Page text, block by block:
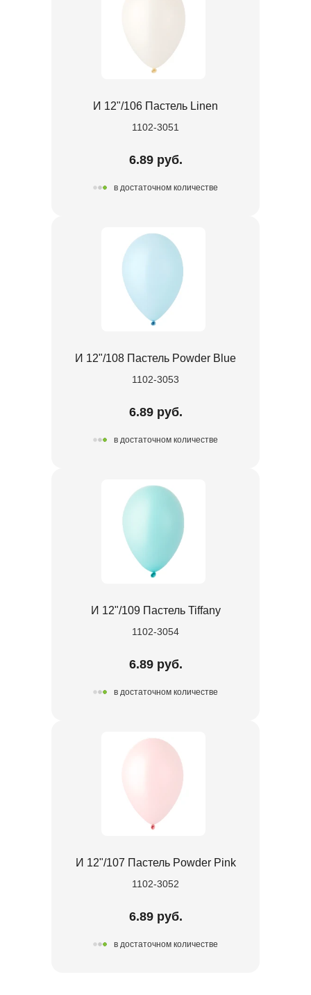
И 12"/106 Пастель Linen
1102-3051
6.89 руб.
в достаточном количестве
И 12"/108 Пастель Powder Blue
1102-3053
6.89 руб.
в достаточном количестве
И 12"/109 Пастель Tiffany
1102-3054
6.89 руб.
в достаточном количестве
И 12"/107 Пастель Powder Pink
1102-3052
6.89 руб.
в достаточном количестве